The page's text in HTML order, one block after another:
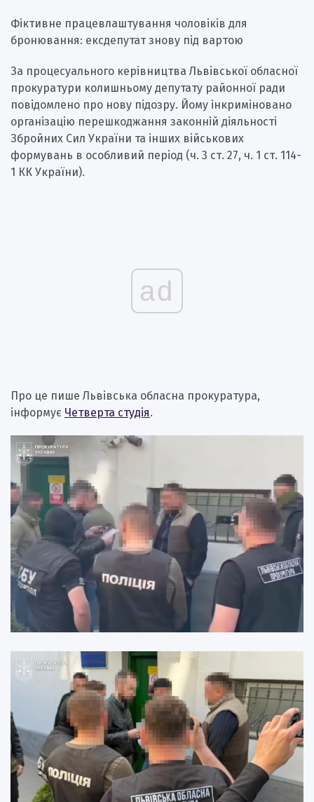
Фіктивне працевлаштування чоловіків для
бронювання: ексдепутат знову під вартою
За процесуального керівництва Львівської обласної
прокуратури колишньому депутату районної ради
повідомлено про нову підозру. Йому інкриміновано
організацію перешкоджання законній діяльності
Збройних Сил України та інших військових
формувань в особливий період (ч. 3 ст. 27, ч. 1 ст. 114-
1 КК України).
ad
Про це пише Львівська обласна прокуратура,
інформує Четверта студія.